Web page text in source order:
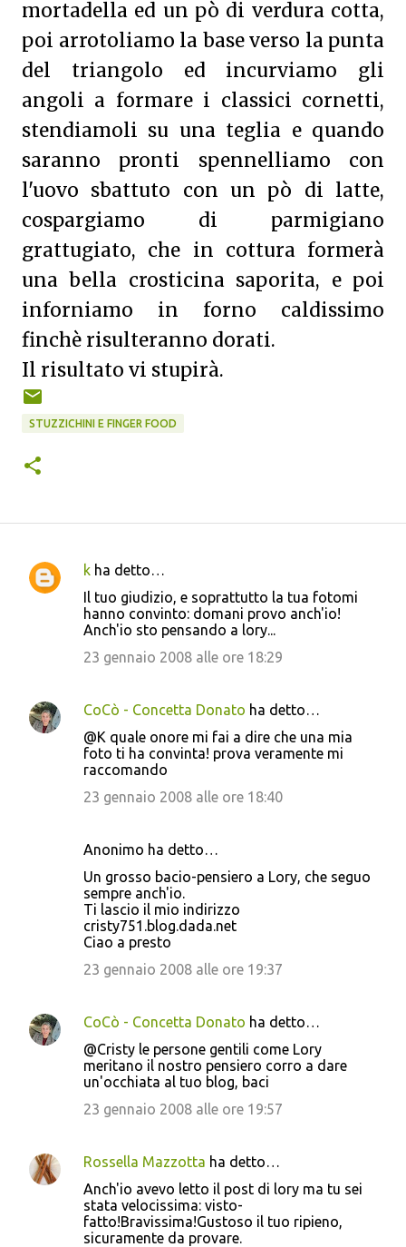
mortadella ed un pò di verdura cotta,
poi arrotoliamo la base verso la punta
del triangolo ed incurviamo gli
angoli a formare i classici cornetti,
stendiamoli su una teglia e quando
saranno pronti spennelliamo con
l'uovo sbattuto con un pò di latte,
cospargiamo di parmigiano
grattugiato, che in cottura formerà
una bella crosticina saporita, e poi
inforniamo in forno caldissimo
finchè risulteranno dorati.
Il risultato vi stupirà.
STUZZICHINI E FINGER FOOD
C
n
t
k ha detto…
Il tuo giudizio, e soprattutto la tua fotomi
hanno convinto: domani provo anch'io!
Anch'io sto pensando a lory...
23 gennaio 2008 alle ore 18:29
CoCò - Concetta Donato ha detto…
@K quale onore mi fai a dire che una mia
foto ti ha convinta! prova veramente mi
raccomando
23 gennaio 2008 alle ore 18:40
Anonimo ha detto…
Un grosso bacio-pensiero a Lory, che seguo
sempre anch'io.
Ti lascio il mio indirizzo
cristy751.blog.dada.net
Ciao a presto
23 gennaio 2008 alle ore 19:37
CoCò - Concetta Donato ha detto…
@Cristy le persone gentili come Lory
meritano il nostro pensiero corro a dare
un'occhiata al tuo blog, baci
23 gennaio 2008 alle ore 19:57
Rossella Mazzotta ha detto…
Anch'io avevo letto il post di lory ma tu sei
stata velocissima: visto-
fatto!Bravissima!Gustoso il tuo ripieno,
sicuramente da provare.